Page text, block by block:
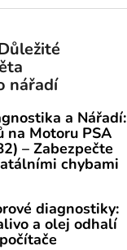
nářadí
a Nářadí:
na Motoru PSA
– Zabezpečte
chybami
diagnostiky:
a olej odhalí